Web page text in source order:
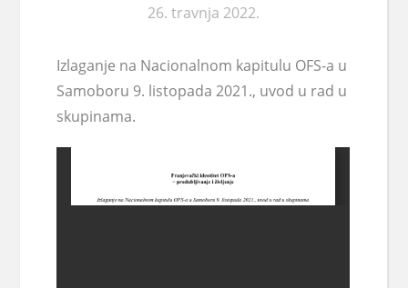
26. travnja 2022.
Izlaganje na Nacionalnom kapitulu OFS-a u
Samoboru 9. listopada 2021., uvod u rad u
skupinama.